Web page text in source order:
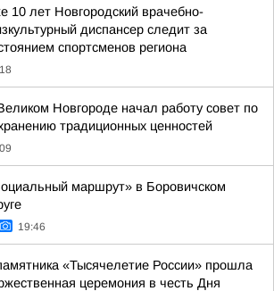
10 лет Новгородский врачебно-
диспансер следит за
спортсменов региона
Новгороде начал работу совет по
традиционных ценностей
маршрут» в Боровичском
19:46
«Тысячелетие России» прошла
церемония в честь Дня